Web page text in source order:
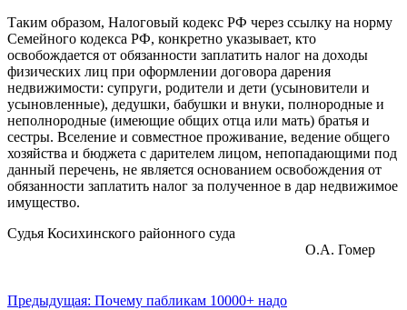
Таким образом, Налоговый кодекс РФ через ссылку на норму
Семейного кодекса РФ, конкретно указывает, кто
освобождается от обязанности заплатить налог на доходы
физических лиц при оформлении договора дарения
недвижимости: супруги, родители и дети (усыновители и
усыновленные), дедушки, бабушки и внуки, полнородные и
неполнородные (имеющие общих отца или мать) братья и
сестры. Вселение и совместное проживание, ведение общего
хозяйства и бюджета с дарителем лицом, непопадающими под
данный перечень, не является основанием освобождения от
обязанности заплатить налог за полученное в дар недвижимое
имущество.
Судья Косихинского районного суда
О.А. Гомер
Навигация
Предыдущая: Почему пабликам 10000+ надо